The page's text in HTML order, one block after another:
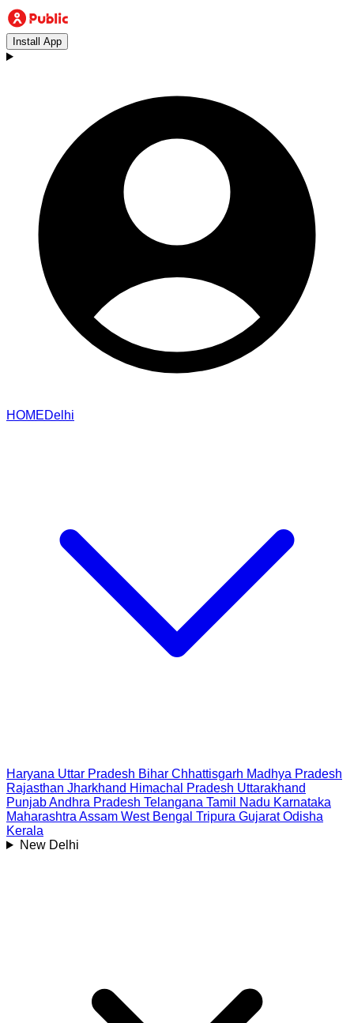
Install App
HOMEDelhi
Haryana Uttar Pradesh Bihar Chhattisgarh Madhya Pradesh
Rajasthan Jharkhand Himachal Pradesh Uttarakhand
PunjabAndhra Pradesh Telangana Tamil Nadu Karnataka
Maharashtra Assam West Bengal Tripura Gujarat Odisha
Kerala
New Delhi